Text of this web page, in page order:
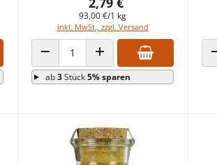
93,00 €/1 kg
inkl. MwSt., zzgl. Versand
ANZAHL VERRINGERNANZAHL ERHÖHEN
ab3Stück5% sparen